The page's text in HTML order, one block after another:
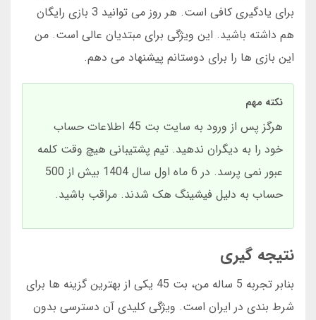
برای یادگیری کافی است. هر روز می توانید 3 بازی رایگان
هم داشته باشید. این ویژگی برای مبتدیان عالی است. من
این بازی ها را برای دوستانم پیشنهاد می دهم.
نکته مهم
هرگز پس از ورود به سایت بت 45 اطلاعات حساب
خود را به دیگران ندهید. تیم پشتیبانی هیچ وقت کلمه
عبور نمی پرسد. در 6 ماه اول سال 1404 بیش از 500
حساب به دلیل فیشینگ هک شدند. مراقب باشید.
نتیجه گیری
بنابر تجربه 5 ساله من، بت 45 یکی از بهترین گزینه ها برای
شرط بندی در ایران است. ویژگی کلیدی آن دسترسی بدون